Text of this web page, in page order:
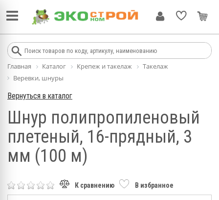
Главная Каталог Крепеж и такелаж
Такелаж
Веревки, шнуры
Вернуться в каталог
Шнур полипропиленовый
плетеный, 16-прядный, 3
мм (100 м)
К сравнению В избранное